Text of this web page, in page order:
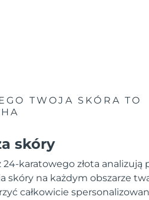
TWOJA SKÓRA TO
skóry
24-karatowego złota analizują
skóry na każdym obszarze
całkowicie